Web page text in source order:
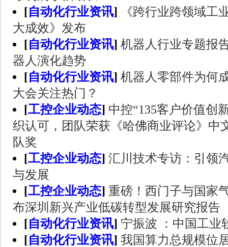
[自动化行业资讯]
《跨行业跨领域工
大成效》发布
[自动化行业资讯] 机器人行业专题报
器人演化趋势
[自动化行业资讯] 机器人零部件为何
大会关注热门？
[工控企业动态] 中控“135客户价值创
织认可，团队荣获《哈佛商业评论》中
队奖
[工控企业动态] 汇川技术专访：引领
与发展
[工控企业动态] 重磅！西门子与国家
布深圳新兴产业低碳转型发展研究报告
[自动化行业资讯] 宁振波 ：中国工业
[自动化行业资讯] 我国算力总规模位